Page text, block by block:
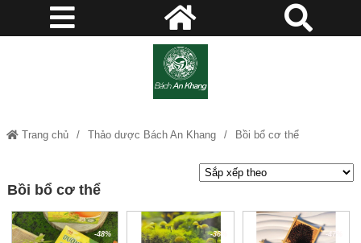
Trang chủ Thảo dược Bách An Khang Bồi bổ cơ thể
Bồi bổ cơ thể
-48% -36% -47%